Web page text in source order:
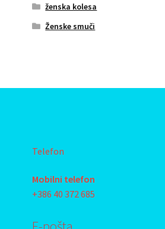
ženska kolesa
Ženske smuči
Telefon
Mobilni telefon
+386 40 372 685